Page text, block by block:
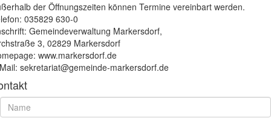
der Öffnungszeiten können Termine vereinbart werden.
035829 630-0
Gemeindeverwaltung Markersdorf,
3, 02829 Markersdorf
www.markersdorf.de
sekretariat@gemeinde-markersdorf.de